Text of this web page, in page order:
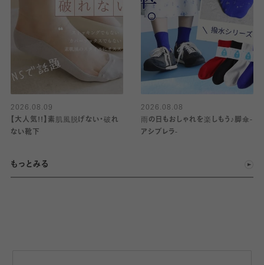
2026.08.09
【大人気!!】素肌風脱げない・破れ
ない靴下
2026.08.08
雨の日もおしゃれを楽しもう♪脚傘-
アシブレラ-
もっとみる